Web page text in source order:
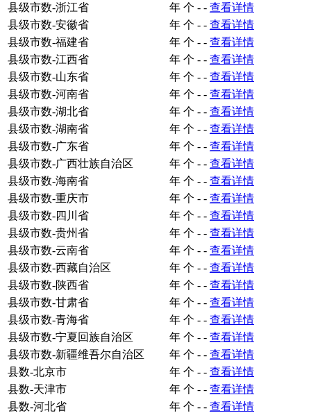
县级市数-浙江省
年 个 - - 查看详情
县级市数-安徽省
年 个 - - 查看详情
县级市数-福建省
年 个 - - 查看详情
县级市数-江西省
年 个 - - 查看详情
县级市数-山东省
年 个 - - 查看详情
县级市数-河南省
年 个 - - 查看详情
县级市数-湖北省
年 个 - - 查看详情
县级市数-湖南省
年 个 - - 查看详情
县级市数-广东省
年 个 - - 查看详情
县级市数-广西壮族自治区
年 个 - - 查看详情
县级市数-海南省
年 个 - - 查看详情
县级市数-重庆市
年 个 - - 查看详情
县级市数-四川省
年 个 - - 查看详情
县级市数-贵州省
年 个 - - 查看详情
县级市数-云南省
年 个 - - 查看详情
县级市数-西藏自治区
年 个 - - 查看详情
县级市数-陕西省
年 个 - - 查看详情
县级市数-甘肃省
年 个 - - 查看详情
县级市数-青海省
年 个 - - 查看详情
县级市数-宁夏回族自治区
年 个 - - 查看详情
县级市数-新疆维吾尔自治区
年 个 - - 查看详情
县数-北京市
年 个 - - 查看详情
县数-天津市
年 个 - - 查看详情
县数-河北省
年 个 - - 查看详情